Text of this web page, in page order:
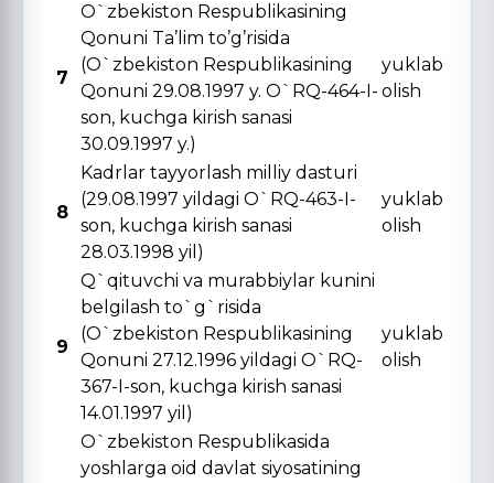
7
O`zbekiston Respublikasining
Qonuni Ta’lim to’g’risida
(O`zbekiston Respublikasining
Qonuni 29.08.1997 y. O`RQ-464-I-
son, kuchga kirish sanasi
30.09.1997 y.)
yuklab
olish
8
Kadrlar tayyorlash milliy dasturi
(29.08.1997 yildagi O`RQ-463-I-
son, kuchga kirish sanasi
28.03.1998 yil)
yuklab
olish
9
Q`qituvchi va murabbiylar kunini
belgilash to`g`risida
(O`zbekiston Respublikasining
Qonuni 27.12.1996 yildagi O`RQ-
367-I-son, kuchga kirish sanasi
14.01.1997 yil)
yuklab
olish
O`zbekiston Respublikasida
yoshlarga oid davlat siyosatining